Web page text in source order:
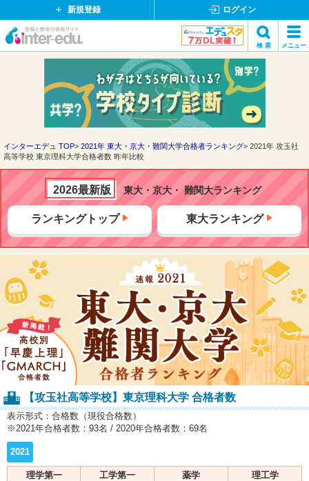
新規登録 ログイン
イ
ド
ッ
ト
検 索 メニュー
検索
インターエデュ TOP 2021年 東大・京大・難関大学合格者ランキング
2021年 攻玉社
高等学校 東京理科大学合格者数 昨年比較
2026最新版 東大・京大・ 難関大ランキング
ランキングトップ 東大ランキング
【攻玉社高等学校】東京理科大学 合格者数
表示形式：合格数（現役合格数）
※2021年合格者数：93名 / 2020年合格者数：69名
2021
理学第一 工学第一 薬学
理工学